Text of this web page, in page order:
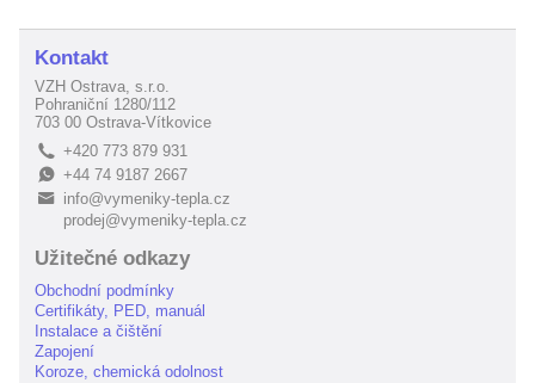
Kontakt
VZH Ostrava, s.r.o.
Pohraniční 1280/112
703 00 Ostrava-Vítkovice
L +420 773 879 931
E+44 74 9187 2667
B
info@vymeniky-tepla.cz
prodej@vymeniky-tepla.cz
Užitečné odkazy
Obchodní podmínky
Certifikáty, PED, manuál
Instalace a čištění
Zapojení
Koroze, chemická odolnost